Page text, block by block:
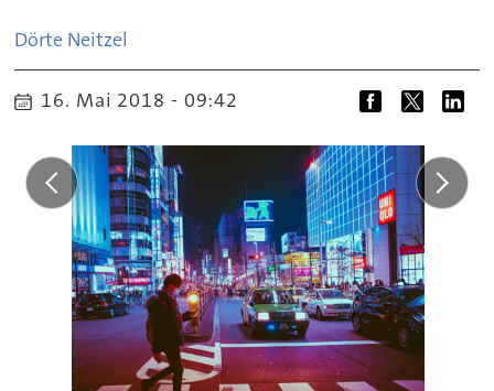
Dörte Neitzel
16. Mai 2018 - 09:42